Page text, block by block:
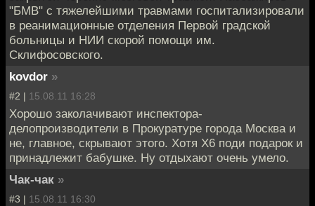
"БМВ" с тяжелейшими травмами госпитализировали
в реанимационные отделения Первой градской
больницы и НИИ скорой помощи им.
Склифосовского.
kovdor »
#2 | 15.08.11 16:28
Хорошо заколачивают инспектора-
делопроизводители в Прокуратуре города Москва и
не, главное, скрывают этого. Хотя Х6 поди подарок и
принадлежит бабушке. Ну отдыхают очень умело.
Чак-чак »
#3 | 15.08.11 16:30